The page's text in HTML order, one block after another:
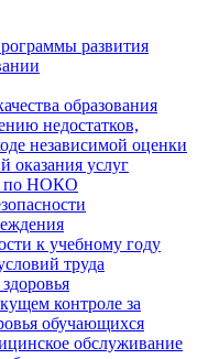
развития
образования
недостатков,
независимой оценки
оказания услуг
по НОКО
к учебному году
труда
контроле за
обучающихся
обслуживание